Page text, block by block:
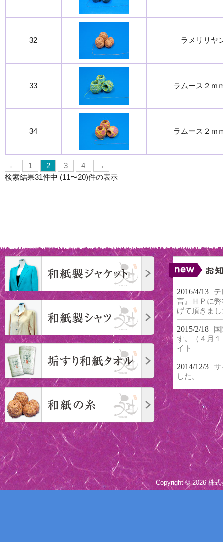
32 ラメリリヤ
33 ラムース２ｍ
34 ラムース２ｍ
← 1 2 3 4
→
検索結果31件中 (11〜20)件の表示
2016/4/13
テ
言』ＨＰに
げて頂きま
2015/2/18
す。（４月
イト
2014/12/3
サ
した。
Copyright © 2026 株